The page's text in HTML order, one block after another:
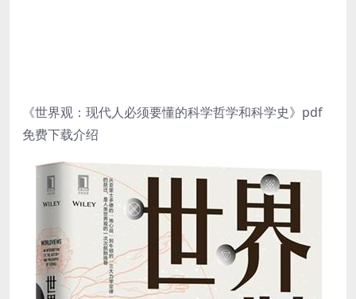
《世界观：现代人必须要懂的科学哲学和科学史》pdf
免费下载介绍